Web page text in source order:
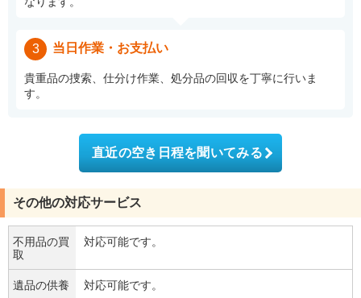
3 当日作業・お支払い
貴重品の捜索、仕分け作業、処分品の回収を丁寧に行いま
す。
直近の空き日程を聞いてみる
その他の対応サービス
不用品の買
取
対応可能です。
遺品の供養 対応可能です。